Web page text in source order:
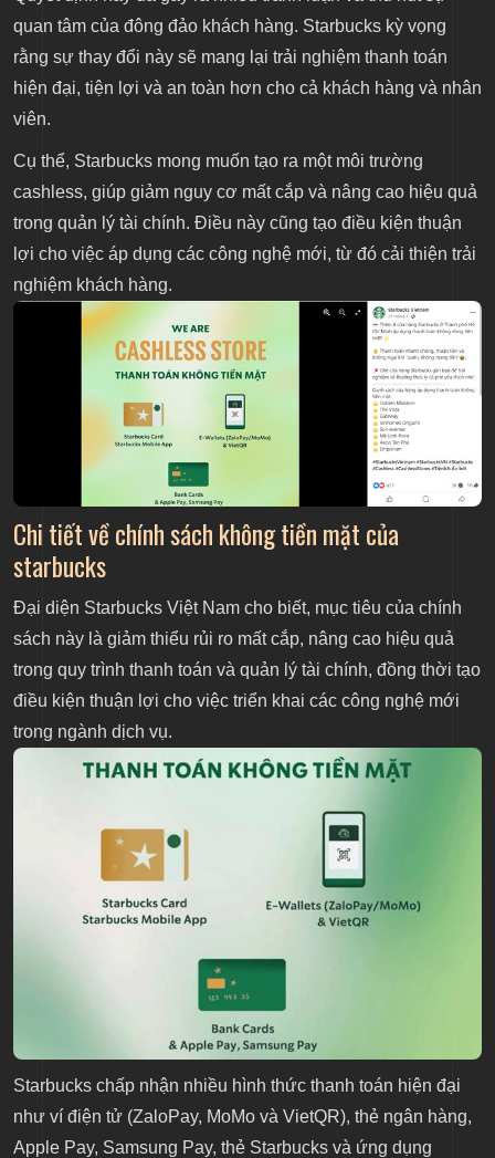
tương lai
Lợi ích và thách thức khi triển khai chính sách
quan tâm của đông đảo khách hàng. Starbucks kỳ vọng
rằng sự thay đổi này sẽ mang lại trải nghiệm thanh toán
hiện đại, tiện lợi và an toàn hơn cho cả khách hàng và nhân
viên.
Cụ thể, Starbucks mong muốn tạo ra một môi trường
cashless, giúp giảm nguy cơ mất cắp và nâng cao hiệu quả
trong quản lý tài chính. Điều này cũng tạo điều kiện thuận
lợi cho việc áp dụng các công nghệ mới, từ đó cải thiện trải
nghiệm khách hàng.
Chi tiết về chính sách không tiền mặt của
starbucks
Đại diện Starbucks Việt Nam cho biết, mục tiêu của chính
sách này là giảm thiểu rủi ro mất cắp, nâng cao hiệu quả
trong quy trình thanh toán và quản lý tài chính, đồng thời tạo
điều kiện thuận lợi cho việc triển khai các công nghệ mới
trong ngành dịch vụ.
Starbucks chấp nhận nhiều hình thức thanh toán hiện đại
như ví điện tử (ZaloPay, MoMo và VietQR), thẻ ngân hàng,
Apple Pay, Samsung Pay, thẻ Starbucks và ứng dụng